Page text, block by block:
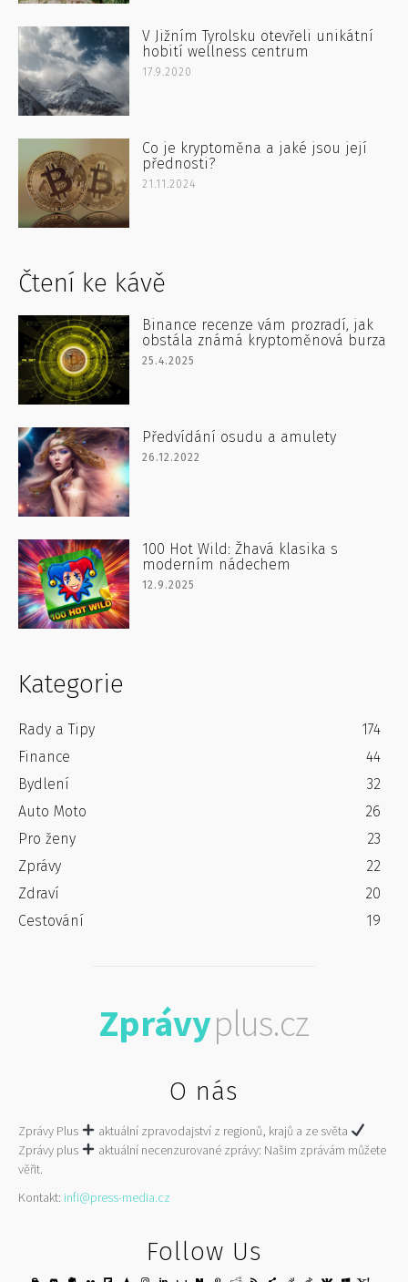
V Jižním Tyrolsku otevřeli unikátní
hobití wellness centrum
17.9.2020
Co je kryptoměna a jaké jsou její
přednosti?
21.11.2024
Čtení ke kávě
Binance recenze vám prozradí, jak
obstála známá kryptoměnová burza
25.4.2025
Předvídání osudu a amulety
26.12.2022
100 Hot Wild: Žhavá klasika s
moderním nádechem
12.9.2025
Kategorie
Rady a Tipy
174
Finance
44
Bydlení
32
Auto Moto
26
Pro ženy
23
Zprávy
22
Zdraví
20
Cestování
19
Zprávyplus.cz
O nás
Zprávy Plus
aktuální zpravodajství z regionů, krajů a ze světa
Zprávy plus
aktuální necenzurované zprávy: Našim zprávám můžete
věřit.
Kontakt: infi@press-media.cz
Follow Us